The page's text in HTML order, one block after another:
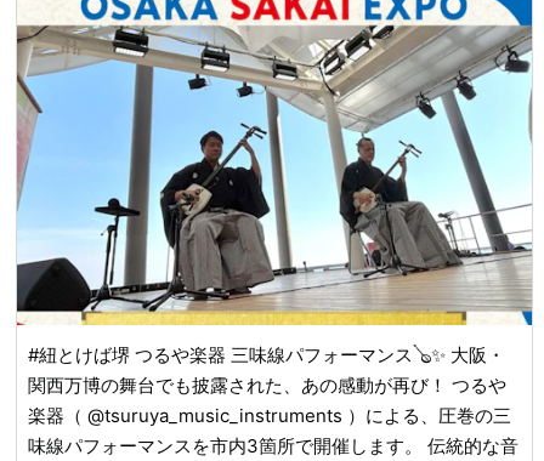
#紐とけば堺 つるや楽器 三味線パフォーマンス🪕✨ 大阪・
関西万博の舞台でも披露された、あの感動が再び！ つるや
楽器（ @tsuruya_music_instruments ）による、圧巻の三
味線パフォーマンスを市内3箇所で開催します。 伝統的な音